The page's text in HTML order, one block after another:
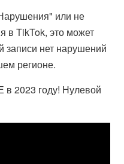
или не
в TikTok, это может
записи нет нарушений
регионе.
2023 году! Нулевой